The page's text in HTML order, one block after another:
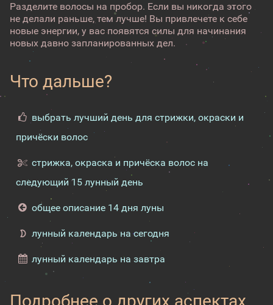
Разделите волосы на пробор. Если вы никогда этого
не делали раньше, тем лучше! Вы привлечете к себе
новые энергии, у вас появятся силы для начинания
новых давно запланированных дел.
Что дальше?
выбрать лучший день для стрижки, окраски и
причёски волос
стрижка, окраска и причёска волос на
следующий 15 лунный день
общее описание 14 дня луны
лунный календарь на сегодня
лунный календарь на завтра